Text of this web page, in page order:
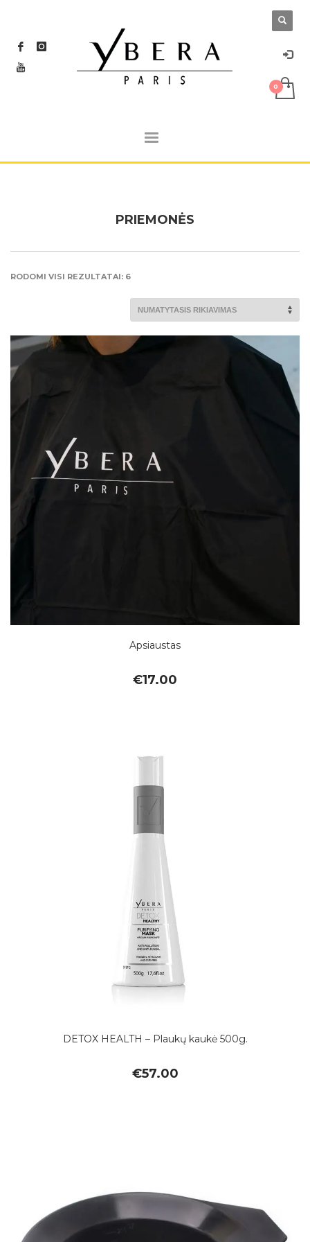
PRIEMONĖS
RODOMI VISI REZULTATAI: 6
Apsiaustas
€17.00
DETOX HEALTH – Plaukų kaukė 500g.
€57.00